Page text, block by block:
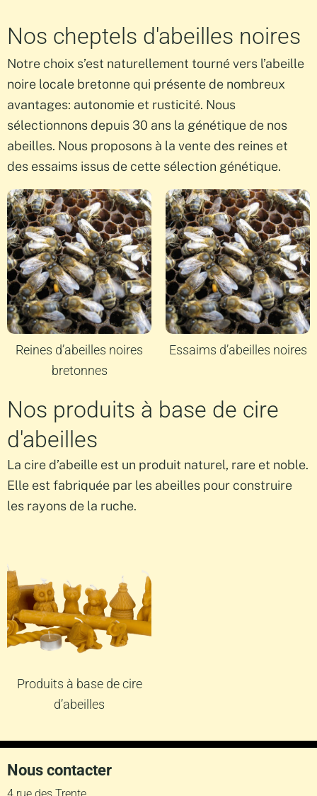
Nos cheptels d'abeilles noires
Notre choix s’est naturellement tourné vers l’abeille
noire locale bretonne qui présente de nombreux
avantages: autonomie et rusticité. Nous
sélectionnons depuis 30 ans la génétique de nos
abeilles. Nous proposons à la vente des reines et
des essaims issus de cette sélection génétique.
Reines d’abeilles noires
bretonnes
Essaims d’abeilles noires
Nos produits à base de cire
d'abeilles
La cire d’abeille est un produit naturel, rare et noble.
Elle est fabriquée par les abeilles pour construire
les rayons de la ruche.
Produits à base de cire
d’abeilles
Nous contacter